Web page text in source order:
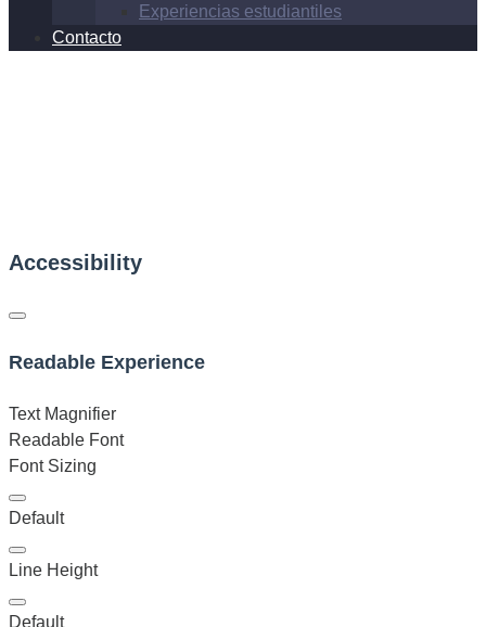
Experiencias estudiantiles
Contacto
Accessibility
Readable Experience
Text Magnifier
Readable Font
Font Sizing
Default
Line Height
Default